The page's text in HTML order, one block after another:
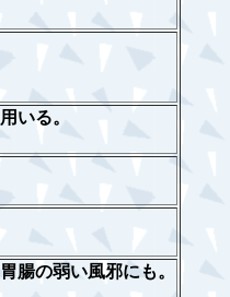
いる。
腸の弱い風邪にも。